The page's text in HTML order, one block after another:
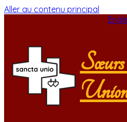
Aller au contenu principal